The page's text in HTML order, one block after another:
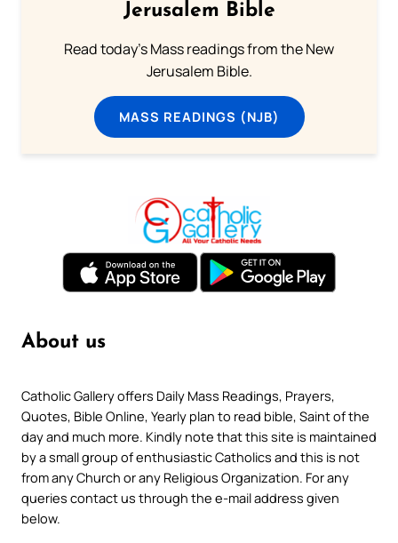
Jerusalem Bible
Read today's Mass readings from the New
Jerusalem Bible.
MASS READINGS (NJB)
About us
Catholic Gallery offers Daily Mass Readings, Prayers,
Quotes, Bible Online, Yearly plan to read bible, Saint of the
day and much more. Kindly note that this site is maintained
by a small group of enthusiastic Catholics and this is not
from any Church or any Religious Organization. For any
queries contact us through the e-mail address given
below.